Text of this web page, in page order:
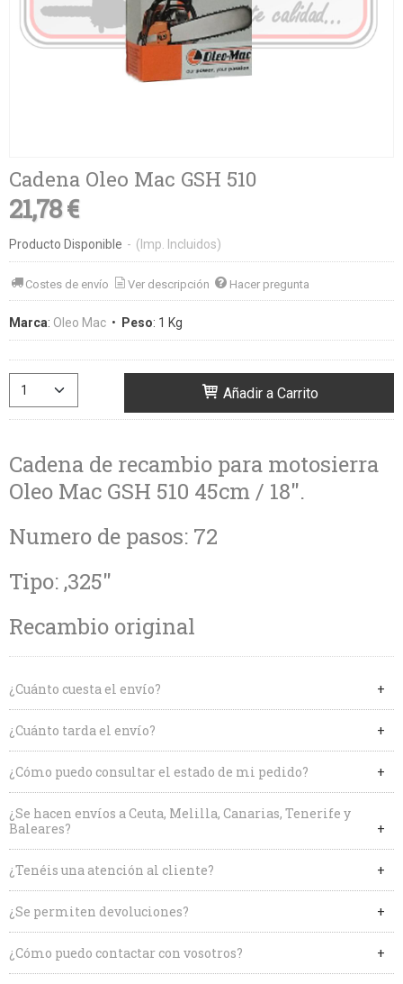
Cadena Oleo Mac GSH 510
21,78 €
Producto Disponible - (Imp. Incluidos)
Costes de envío Ver descripción Hacer pregunta
Marca: Oleo Mac • Peso: 1 Kg
Añadir a Carrito
Cadena de recambio para motosierra
Oleo Mac GSH 510 45cm / 18".
Numero de pasos: 72
Tipo: ,325"
Recambio original
¿Cuánto cuesta el envío?
¿Cuánto tarda el envío?
¿Cómo puedo consultar el estado de mi pedido?
¿Se hacen envíos a Ceuta, Melilla, Canarias, Tenerife y
Baleares?
¿Tenéis una atención al cliente?
¿Se permiten devoluciones?
¿Cómo puedo contactar con vosotros?